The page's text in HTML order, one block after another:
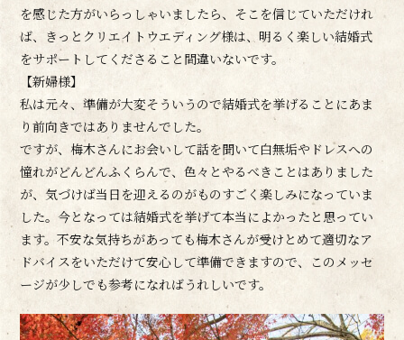
を感じた方がいらっしゃいましたら、そこを信じていただけれ
ば、きっとクリエイトウエディング様は、明るく楽しい結婚式
をサポートしてくださること間違いないです。
【新婦様】
私は元々、準備が大変そういうので結婚式を挙げることにあま
り前向きではありませんでした。
ですが、梅木さんにお会いして話を聞いて白無垢やドレスへの
憧れがどんどんふくらんで、色々とやるべきことはありました
が、気づけば当日を迎えるのがものすごく楽しみになっていま
した。今となっては結婚式を挙げて本当によかったと思ってい
ます。不安な気持ちがあっても梅木さんが受けとめて適切なア
ドバイスをいただけて安心して準備できますので、このメッセ
ージが少しでも参考になればうれしいです。